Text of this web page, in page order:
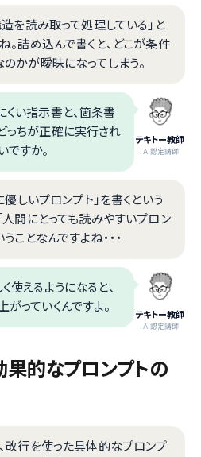
を読み取って処理している」と
。詰め込んで書くと、どこが条件
かが曖昧になってしまう。
テキトー教師
.AI認定講師
くい指示書と、箇条書
っちが正確に実行され
ですか。
優しいプロンプト」を書くという
人間にとっても読みやすいプロン
ことなんですよね・・・
テキトー教師
.AI認定講師
使えるようになると、
っていくんですよ。
的なプロンプトの
改行を使った具体的なプロンプ